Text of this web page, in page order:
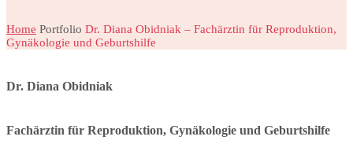
Home Portfolio Dr. Diana Obidniak – Fachärztin für Reproduktion,
Gynäkologie und Geburtshilfe
Dr. Diana Obidniak
Fachärztin für Reproduktion, Gynäkologie und Geburtshilfe